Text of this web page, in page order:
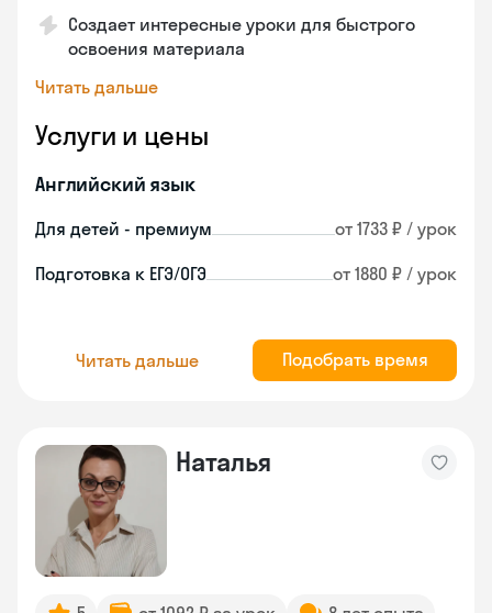
Создает интересные уроки для быстрого
освоения материала
Читать дальше
Услуги и цены
Английский язык
Для детей - премиум от 1733 ₽ / урок
Подготовка к ЕГЭ/ОГЭ от 1880 ₽ / урок
Читать дальше Подобрать время
Наталья